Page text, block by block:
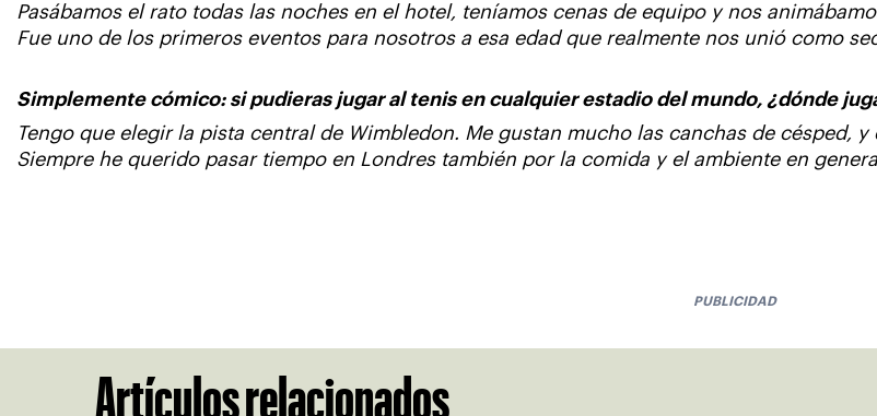
Pasábamos el rato todas las noches en el hotel, teníamos cenas de equipo y nos
Fue uno de los primeros eventos para nosotros a esa edad que realmente nos unió como
Simplemente cómico: si pudieras jugar al tenis en cualquier estadio del mundo, ¿dónde
Tengo que elegir la pista central de Wimbledon. Me gustan mucho las canchas de césped,
Siempre he querido pasar tiempo en Londres también por la comida y el ambiente en
PUBLICIDAD
Artículos relacionados